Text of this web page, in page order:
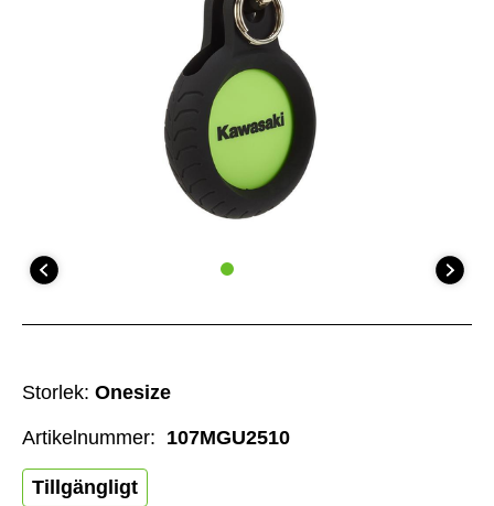
Storlek: Onesize
Tillgängligt
Artikelnummer: 107MGU2510